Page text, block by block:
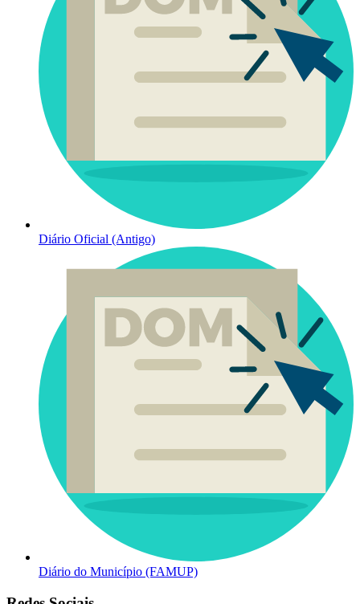
Diário Oficial (Antigo)
Diário do Município (FAMUP)